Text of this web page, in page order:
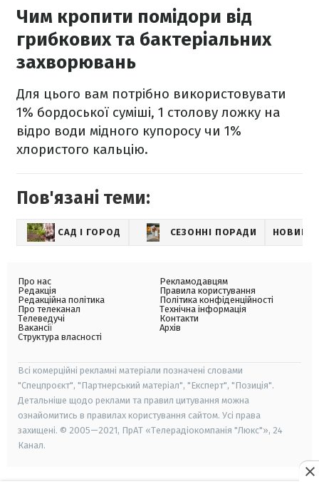
Чим кропити помідори від
грибкових та бактеріальних
захворювань
Для цього вам потрібно використовувати
1% бордоської суміші, 1 столову ложку на
відро води мідного купоросу чи 1%
хлористого кальцію.
Пов'язані теми:
САД І ГОРОД СЕЗОННІ ПОРАДИ НОВИНИ
Про нас
Редакція
Редакційна політика
Про телеканал
Телеведучі
Вакансії
Структура власності
Рекламодавцям
Правила користування
Політика конфіденційності
Технічна інформація
Контакти
Архів
Всі комерційні рекламні матеріали позначені словами
"Спецпроєкт", "Партнерський матеріал", "Експерт", "Позиція".
Детальніше щодо реклами та правил цитування можна
ознайомитись в правилах користування сайтом. Усі права
захищені. © 2005—2021, ПрАТ «Телерадіокомпанія "Люкс"», 24
Канал.